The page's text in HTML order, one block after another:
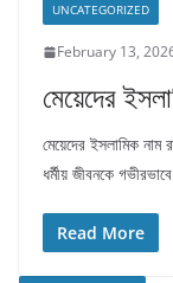
UNCATEGORIZED
February 13,
মেয়েদের
মেয়েদের ইসলামিক নাম
ধর্মীয় জীবনকে
Read More